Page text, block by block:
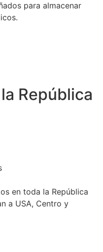
para almacenar
República
en toda la República
a USA, Centro y